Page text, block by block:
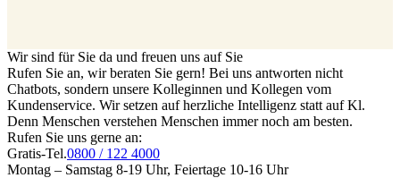
Wir sind für Sie da und freuen uns auf Sie
Rufen Sie an, wir beraten Sie gern! Bei uns antworten nicht
Chatbots, sondern unsere Kolleginnen und Kollegen vom
Kundenservice. Wir setzen auf herzliche Intelligenz statt auf Kl.
Denn Menschen verstehen Menschen immer noch am besten.
Rufen Sie uns gerne an:
Gratis-Tel.0800 / 122 4000
Montag – Samstag 8-19 Uhr, Feiertage 10-16 Uhr